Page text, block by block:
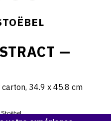
—
34.9 x 45.8 cm